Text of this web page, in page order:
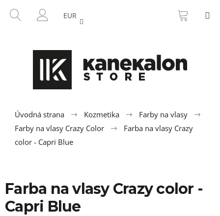
HĽADAŤ
PRIHLÁSENIE
EUR KOŠÍK
Úvodná strana Kozmetika
Farby na vlasy
Farby na vlasy Crazy Color
Farba na vlasy Crazy
color - Capri Blue
Farba na vlasy Crazy color -
Capri Blue
SPÄŤ
SPÄŤ
e
b
e
t
e